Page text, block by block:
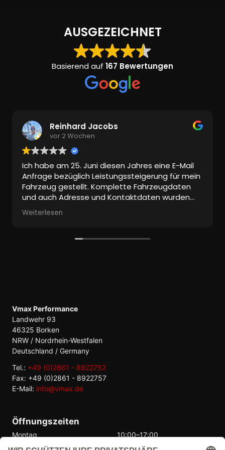
AUSGEZEICHNET
Basierend auf 167 Bewertungen
Reinhard Jacobs
vor 2 Wochen
Ich habe am 25. Juni diesen Jahres eine E-Mail
Anfrage bezüglich Leistungssteigerung für mein
Fahrzeug gestellt. Komplette Fahrzeugdaten
und auch Adresse und Kontaktdaten wurden
mitgeschickt.
Bis heute keine Antwort!
gefunden, der hat es tatsächlich geschafft
Weiterlesen
Vmax Performance
Landwehr 93
46325 Borken
NRW / Nordrhein-Westfalen
Deutschland / Germany
Tel.: +49 (0)2861 - 8922752
Fax: +49 (0)2861 - 8922757
E-Mail: info@vmax.de
Öffnungszeiten
Montag
10:00–17:00
Dienstag
10:00–17:00